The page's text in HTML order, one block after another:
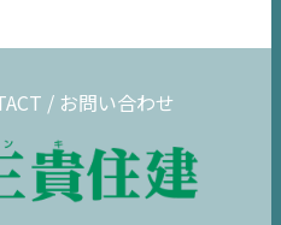
ム / お問い合わせ